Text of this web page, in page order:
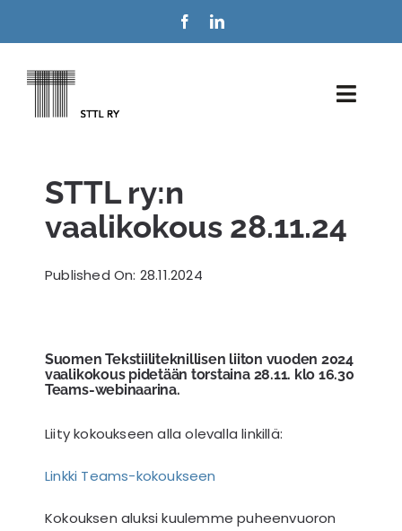
Tekstiililehti
Ota yhteyttä
STTL ry:n
vaalikokous 28.11.24
Published On: 28.11.2024
Suomen Tekstiiliteknillisen liiton vuoden 2024
vaalikokous pidetään torstaina 28.11. klo 16.30
Teams-webinaarina.
Liity kokoukseen alla olevalla linkillä:
Linkki Teams-kokoukseen
Kokouksen aluksi kuulemme puheenvuoron